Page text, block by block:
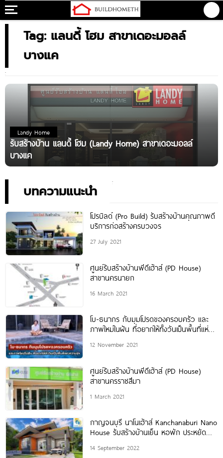
Tag: แลนดี้ โฮม สาขาเดอะมอลล์
บางแค
Landy Home
รับสร้างบ้าน แลนดี้ โฮม (Landy Home) สาขาเดอะมอลล์
บางแค
บทความแนะนำ
โปรบิลด์ (Pro Build) รับสร้างบ้านคุณภาพดี
บริการก่อสร้างครบวงจร
27 July 2021
ศูนย์รับสร้างบ้านพีดีเฮ้าส์ (PD House)
สาขานครนายก
16 March 2021
โบ-ธนากร กับมุมโปรดของครอบครัว และ
ภาพใหม่ในฝัน ที่อยากให้ทั้งวันเป็นพื้นที่แห่ง
12 November 2021
ศูนย์รับสร้างบ้านพีดีเฮ้าส์ (PD House)
สาขานครราชสีมา
1 March 2021
กาญจนบุรี นาโนเฮ้าส์ Kanchanaburi Nano
House รับสร้างบ้านเย็น หอพัก ประหยัด
14 September 2022